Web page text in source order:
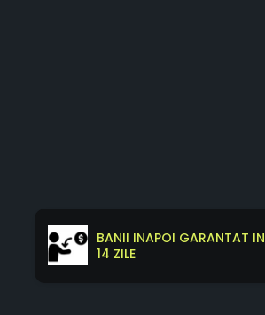
BANII INAPOI GARANTAT IN
14 ZILE